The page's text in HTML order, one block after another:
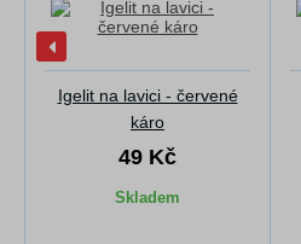
Igelit na lavici - červené
káro
49 Kč
Skladem